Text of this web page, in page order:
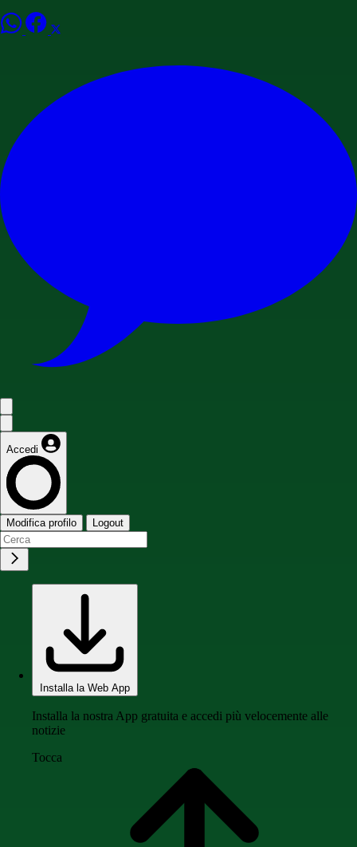
Accedi
Modifica profilo Logout
Installa la Web App
Installa la nostra App gratuita e accedi più velocemente alle
notizie
Tocca